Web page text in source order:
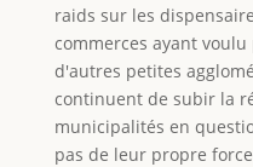
raids sur les
commerces ayant
d'autres petites
continuent de subir la
municipalités en
pas de leur propre